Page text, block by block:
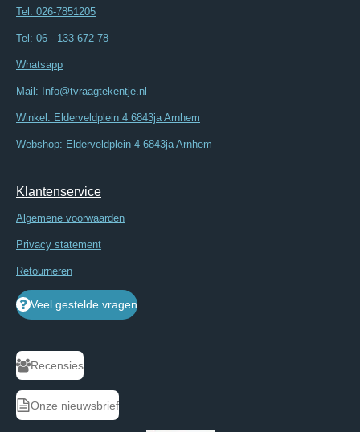
Tel: 026-7851205
Tel: 06 - 133 672 78
Whatsapp
Mail: Info@tvraagtekentje.nl
Winkel: Elderveldplein 4 6843ja Arnhem
Webshop: Elderveldplein 4 6843ja Arnhem
Klantenservice
Algemene voorwaarden
Privacy statement
Retourneren
Veel gestelde vragen
Recensies
Onze nieuwsbrief